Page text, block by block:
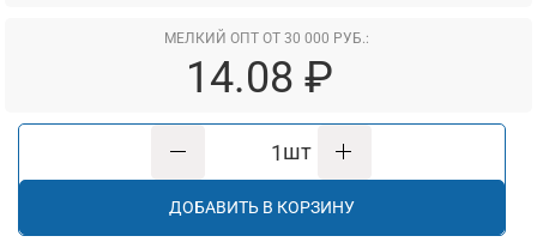
МЕЛКИЙ ОПТ ОТ 30 000 РУБ.:
14.08 ₽
шт
ДОБАВИТЬ В КОРЗИНУ